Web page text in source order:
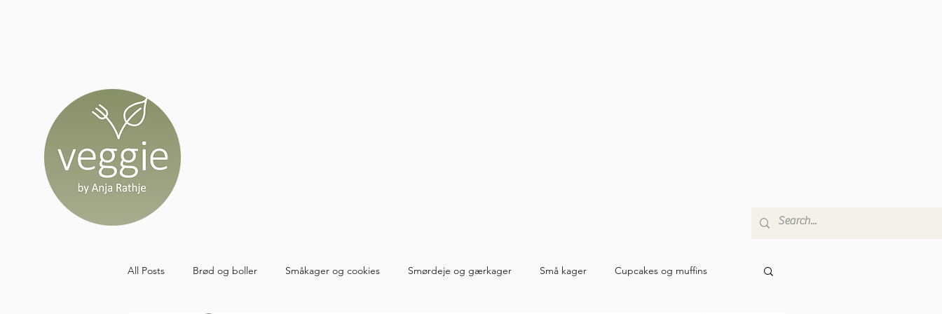
All Posts Brød og boller Småkager og cookies Smørdeje og gærkager Små kager Cupcakes og muffins